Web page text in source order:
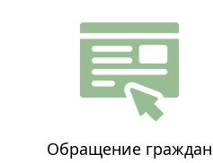
Обращение граждан